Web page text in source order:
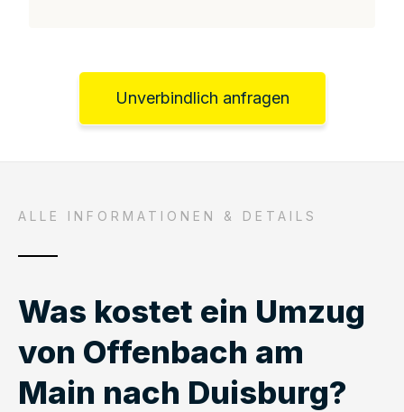
Unverbindlich anfragen
ALLE INFORMATIONEN & DETAILS
Was kostet ein Umzug
von Offenbach am
Main nach Duisburg?